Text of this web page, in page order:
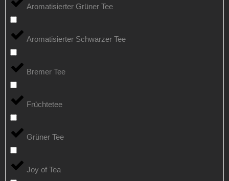
Aromatisierter Grüner Tee
Aromatisierter Schwarzer Tee
Bremer Tee
Früchtetee
Grüner Tee
Joy of Tea